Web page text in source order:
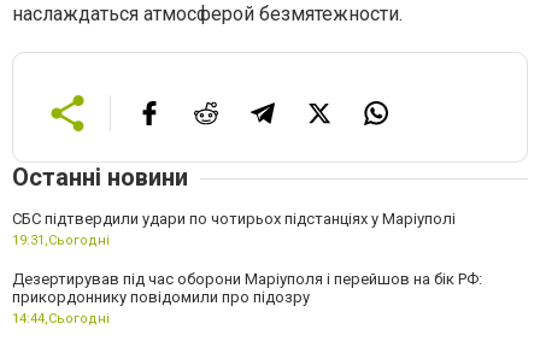
наслаждаться атмосферой безмятежности.
Останні новини
СБС підтвердили удари по чотирьох підстанціях у Маріуполі
19:31,Сьогодні
Дезертирував під час оборони Маріуполя і перейшов на бік РФ:
прикордоннику повідомили про підозру
14:44,Сьогодні